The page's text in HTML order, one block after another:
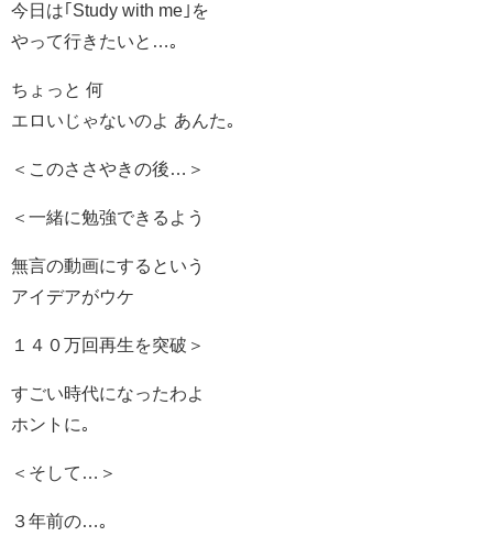
今日は｢Study with me｣を
やって行きたいと…｡
ちょっと 何
エロいじゃないのよ あんた｡
＜このささやきの後…＞
＜一緒に勉強できるよう
無言の動画にするという
アイデアがウケ
１４０万回再生を突破＞
すごい時代になったわよ
ホントに｡
＜そして…＞
３年前の…｡